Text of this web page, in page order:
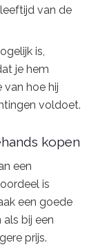
van de
is,
je hem
van hoe hij
voldoet.
kopen
een
is
een goede
bij een
prijs.